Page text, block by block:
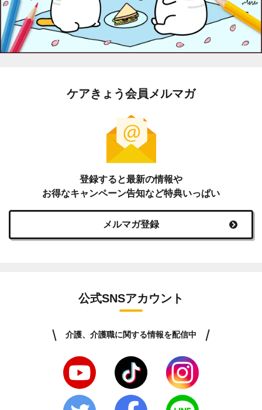
ケアきょう会員メルマガ
登録すると最新の情報や
お得なキャンペーン告知など特典いっぱい
メルマガ登録
公式SNSアカウント
介護、介護職に関する情報を配信中